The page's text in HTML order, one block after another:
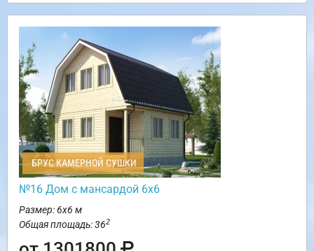
БРУС КАМЕРНОЙ СУШКИ
№16 Дом с мансардой 6х6
Размер: 6х6 м
Общая площадь: 362